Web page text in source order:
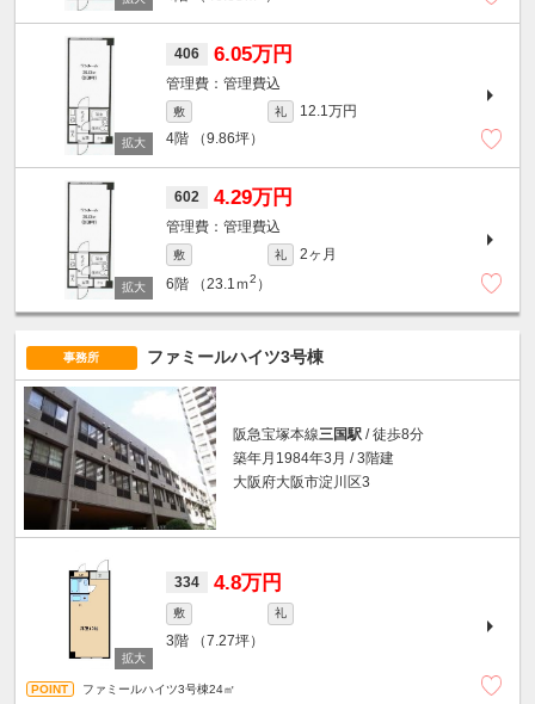
406 6.05万円
管理費込
敷 礼
12.1万円
4階
（9.86坪）
602 4.29万円
管理費込
敷 礼
2ヶ月
6階
（23.1ｍ2 ）
事務所 ファミールハイツ3号棟
阪急宝塚本線三国駅 / 徒歩8分
築年月1984年3月 / 3階建
大阪府大阪市淀川区3
334 4.8万円
敷 礼
3階 （7.27坪）
ファミールハイツ3号棟24㎡